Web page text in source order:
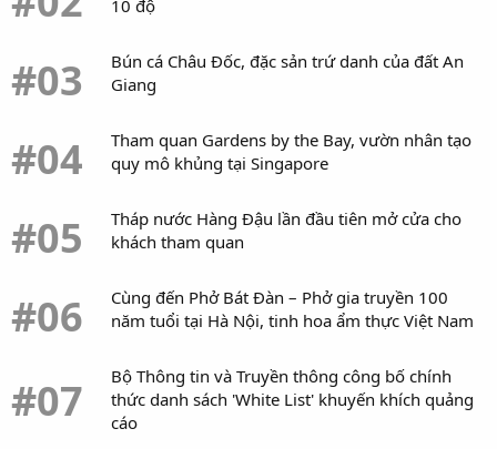
người hâm mộ sắp tới (Ảnh: Internet)
những bất ngờ mà nhóm sẽ chuẩn bị riêng cho tour diễn mới,
từ các tiết mục đặc biệt đến những phần tương tác được thiết
kế nhằm rút ngắn khoảng cách giữa nghệ sĩ và người hâm
CLOSER” hướng tới.
trên nền tảng NOL Ticket. Đợt pre-sale sẽ bắt đầu lúc 20 giờ
ngày 7/7, trước khi vé được mở bán rộng rãi vào 20 giờ ngày
các đêm diễn đầu tiên của tour được dự đoán sẽ nhận được
sự quan tâm lớn từ người hâm mộ trong và ngoài Hàn Quốc.
Một số nội dung khác tại BlogAnChoi:
10 độ
#03
Bún cá Châu Đốc, đặc sản trứ danh của đất An
Giang
#04
Tham quan Gardens by the Bay, vườn nhân tạo
quy mô khủng tại Singapore
#05
Tháp nước Hàng Đậu lần đầu tiên mở cửa cho
khách tham quan
#06
Cùng đến Phở Bát Đàn – Phở gia truyền 100
năm tuổi tại Hà Nội, tinh hoa ẩm thực Việt Nam
#07
Bộ Thông tin và Truyền thông công bố chính
thức danh sách 'White List' khuyến khích quảng
cáo